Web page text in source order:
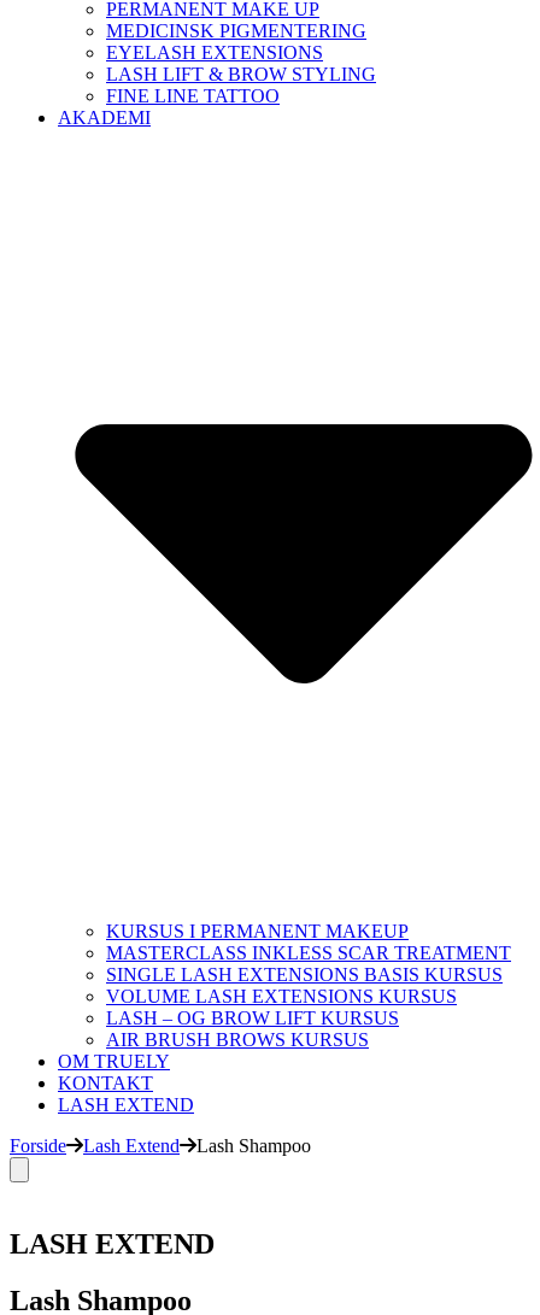
PERMANENT MAKE UP
MEDICINSK PIGMENTERING
EYELASH EXTENSIONS
LASH LIFT & BROW STYLING
FINE LINE TATTOO
AKADEMI
KURSUS I PERMANENT MAKEUP
MASTERCLASS INKLESS SCAR TREATMENT
SINGLE LASH EXTENSIONS BASIS KURSUS
VOLUME LASH EXTENSIONS KURSUS
LASH – OG BROW LIFT KURSUS
AIR BRUSH BROWS KURSUS
OM TRUELY
KONTAKT
LASH EXTEND
Forside
Lash Extend Lash Shampoo
LASH EXTEND
Lash Shampoo